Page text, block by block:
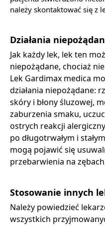
należy skontaktować się z
Działania
Jak każdy lek, lek ten
niepożądane, chociaż
Lek Gardimax medica
działania niepożądane:
skóry i błony śluzowej,
zaburzenia smaku,
ostrych reakcji
po długotrwałym i
mogą pojawić się
przebarwienia na
Stosowanie innych
Należy powiedzieć
wszystkich